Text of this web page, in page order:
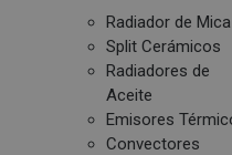
Radiador de Mica
Split Cerámicos
Radiadores de
Aceite
Emisores
Convectores